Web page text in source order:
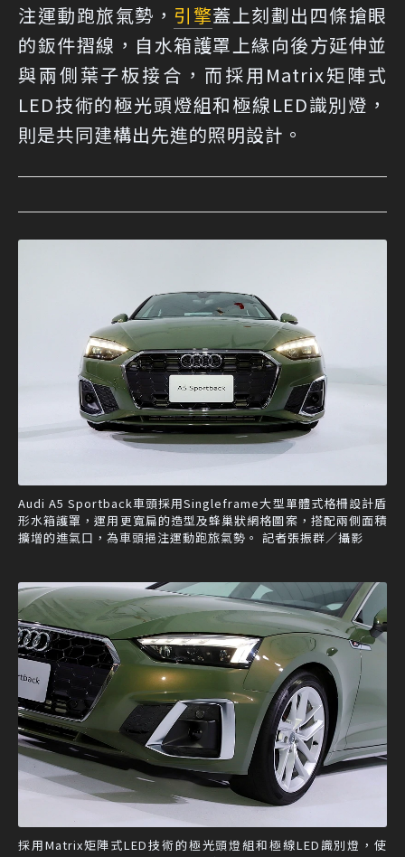
注運動跑旅氣勢， 引擎蓋上刻劃出四條搶眼
的鈑件摺線，自水箱護罩上緣向後方延伸並
與兩側葉子板接合，而採用Matrix矩陣式
LED技術的極光頭燈組和極線LED識別燈，
則是共同建構出先進的照明設計。
Audi A5 Sportback車頭採用Singleframe大型單體式格柵設計盾
形水箱護罩，運用更寬扁的造型及蜂巢狀網格圖案，搭配兩側面積
擴增的進氣口，為車頭挹注運動跑旅氣勢。 記者張振群／攝影
採用Matrix矩陣式LED技術的極光頭燈組和極線LED識別燈，使